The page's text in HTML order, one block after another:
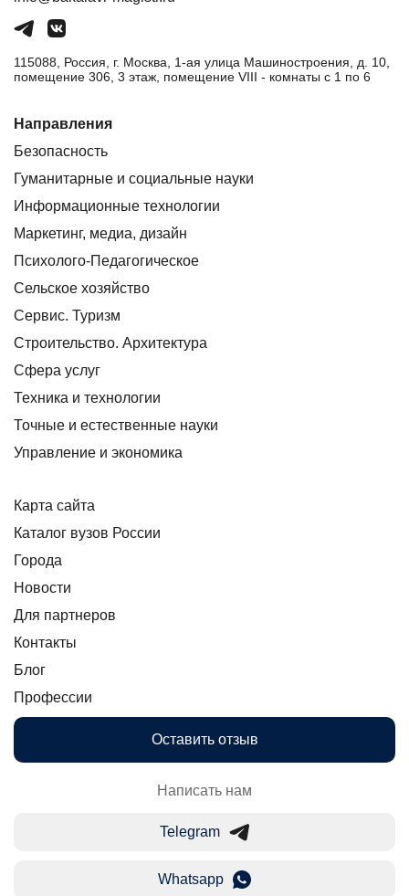
115088, Россия, г. Москва, 1-ая улица Машиностроения, д. 10,
помещение 306, 3 этаж, помещение VIII - комнаты с 1 по 6
Направления
Безопасность
Гуманитарные и социальные науки
Информационные технологии
Маркетинг, медиа, дизайн
Психолого-Педагогическое
Сельское хозяйство
Сервис. Туризм
Строительство. Архитектура
Сфера услуг
Техника и технологии
Точные и естественные науки
Управление и экономика
Карта сайта
Каталог вузов России
Города
Новости
Для партнеров
Контакты
Блог
Профессии
Оставить отзыв
Написать нам
Telegram
Whatsapp